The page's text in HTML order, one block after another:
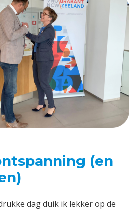
(en
dag duik ik lekker op de